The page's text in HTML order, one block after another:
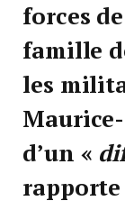
forces
famille
les
d’un «